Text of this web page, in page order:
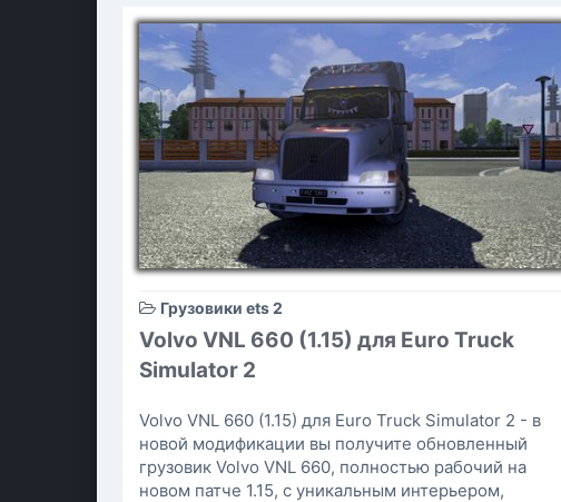
Грузовики ets 2
Volvo VNL 660 (1.15) для Euro Truck
Simulator 2
Volvo VNL 660 (1.15) для Euro Truck Simulator 2 - в
новой модификации вы получите обновленный
грузовик Volvo VNL 660, полностью рабочий на
новом патче 1.15, с уникальным интерьером,